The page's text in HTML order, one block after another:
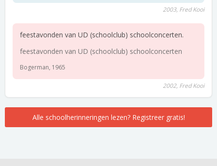
2003, Fred Kooi
feestavonden van UD (schoolclub) schoolconcerten.
feestavonden van UD (schoolclub) schoolconcerten
Bogerman, 1965
2002, Fred Kooi
Alle schoolherinneringen lezen? Registreer gratis!